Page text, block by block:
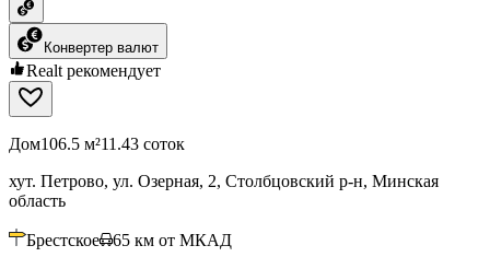
Конвертер валют
Realt рекомендует
Дом106.5 м²11.43 соток
хут. Петрово, ул. Озерная, 2, Столбцовский р-н, Минская
область
Брестское 65 км от МКАД